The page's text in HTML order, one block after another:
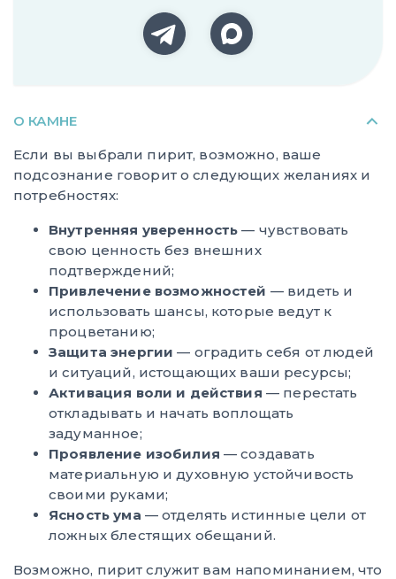
О КАМНЕ
Если вы выбрали пирит, возможно, ваше
подсознание говорит о следующих желаниях и
потребностях:
Внутренняя уверенность — чувствовать
свою ценность без внешних
подтверждений;
Привлечение возможностей — видеть и
использовать шансы, которые ведут к
процветанию;
Защита энергии — оградить себя от людей
и ситуаций, истощающих ваши ресурсы;
Активация воли и действия — перестать
откладывать и начать воплощать
задуманное;
Проявление изобилия — создавать
материальную и духовную устойчивость
своими руками;
Ясность ума — отделять истинные цели от
ложных блестящих обещаний.
Возможно, пирит служит вам напоминанием, что